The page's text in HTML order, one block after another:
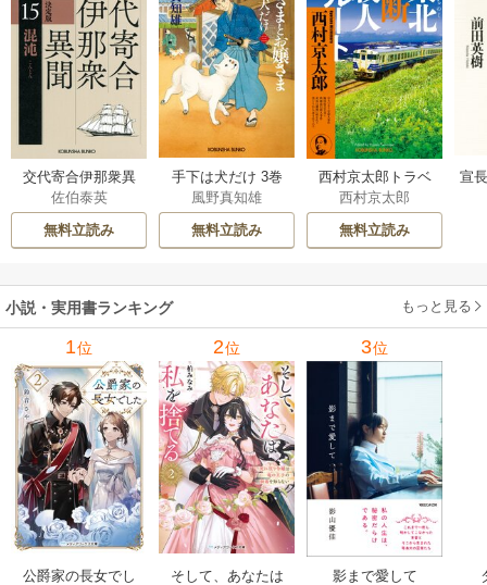
交代寄合伊那衆異
聞 15巻
佐伯泰英
無料立読み
手下は犬だけ 3巻
風野真知雄
無料立読み
西村京太郎トラベ
ルミステリー・セ
レクション 2巻
西村京太郎
無料立読み
宣
小説・実用書ランキング もっと見る
1位
公爵家の長女でし
2位
そして、あなたは
3位
影まで愛して